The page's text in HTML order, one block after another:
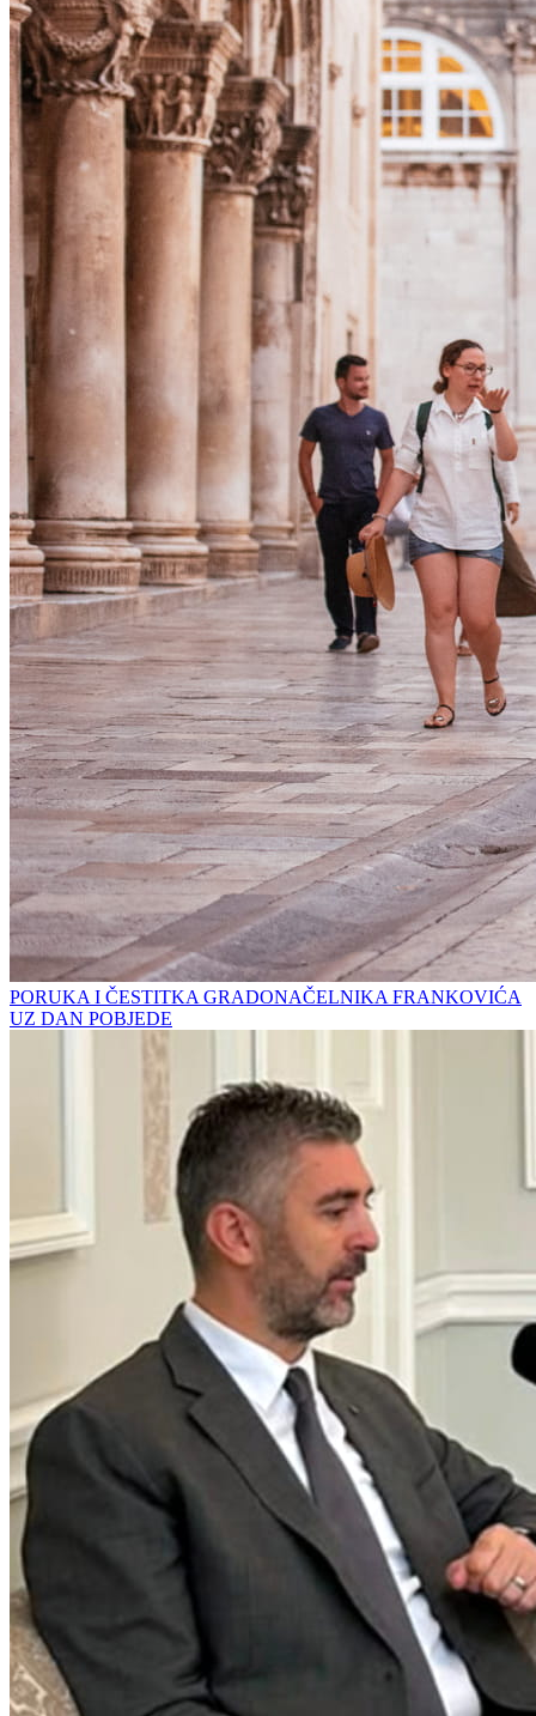
PORUKA I ČESTITKA GRADONAČELNIKA FRANKOVIĆA
UZ DAN POBJEDE